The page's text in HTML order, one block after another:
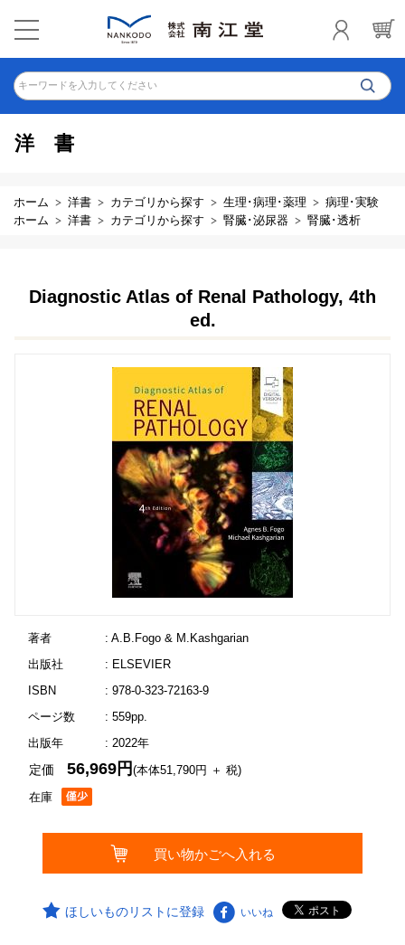
キーワードを入力してください
洋書
ホーム 洋書 カテゴリから探す 生理･病理･薬理
病理･実験
ホーム
洋書 カテゴリから探す 腎臓･泌尿器 腎臓･透析
Diagnostic Atlas of Renal Pathology, 4th
ed.
著者
: A.B.Fogo & M.Kashgarian
出版社
: ELSEVIER
ISBN
: 978-0-323-72163-9
ページ数
: 559pp.
出版年
: 2022年
在庫
定価56,969円(本体51,790円 ＋ 税)
ほしいものリストに登録 いいね